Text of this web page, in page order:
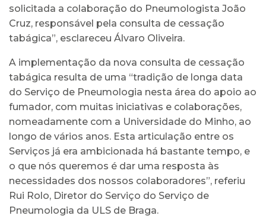
solicitada a colaboração do Pneumologista João
Cruz, responsável pela consulta de cessação
tabágica”, esclareceu Álvaro Oliveira.
A implementação da nova consulta de cessação
tabágica resulta de uma “tradição de longa data
do Serviço de Pneumologia nesta área do apoio ao
fumador, com muitas iniciativas e colaborações,
nomeadamente com a Universidade do Minho, ao
longo de vários anos. Esta articulação entre os
Serviços já era ambicionada há bastante tempo, e
o que nós queremos é dar uma resposta às
necessidades dos nossos colaboradores”, referiu
Rui Rolo, Diretor do Serviço do Serviço de
Pneumologia da ULS de Braga.